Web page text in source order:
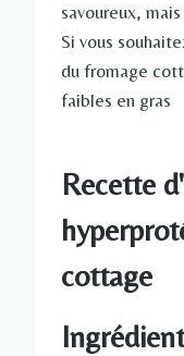
savoureux,
Si vous
du fromage
faibles en gras
Recette
cottage